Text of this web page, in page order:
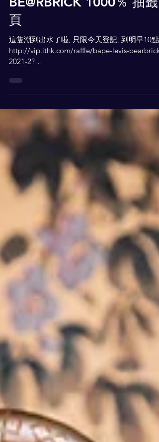
The Levi's® x BAPE® x
BE@RBRICK 1000％ 抽籤
頁
這隻潮到出水了啦, 只限今天登記, 到明早10點
2021-2?
BFlpUM4FTpPy__sGEH...